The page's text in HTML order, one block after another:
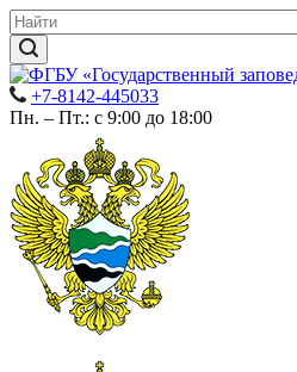
+7-8142-445033
Пн. – Пт.: с 9:00 до 18:00